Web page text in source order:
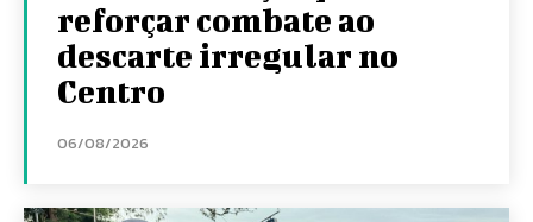
reforçar combate ao
descarte irregular no
Centro
06/08/2026